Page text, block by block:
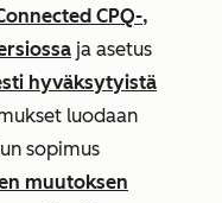
CPQ-,
ja asetus
hyväksytyistä
luodaan
sopimus
muutoksen